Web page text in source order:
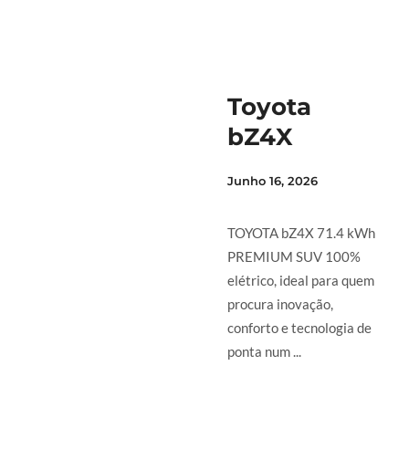
Toyota
bZ4X
Junho 16, 2026
TOYOTA bZ4X 71.4 kWh
PREMIUM SUV 100%
elétrico, ideal para quem
procura inovação,
conforto e tecnologia de
ponta num ...